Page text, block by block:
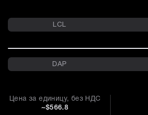
LCL
DAP
Цена за единицу, без НДС
~$566.8